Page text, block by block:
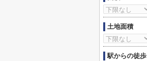
土地面積
駅からの徒歩